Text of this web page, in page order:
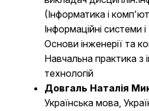
(Інформатика і
Інформаційні системи
Основи інженерії та
Навчальна практика з
технологій
Довгаль Наталія
Українська мова,